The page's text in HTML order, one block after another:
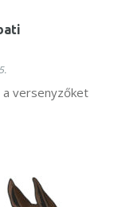
versenyzőket